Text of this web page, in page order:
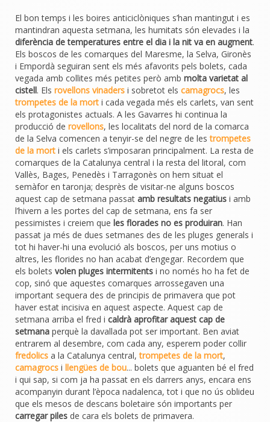
El bon temps i les boires anticiclòniques s’han mantingut i es
mantindran aquesta setmana, les humitats són elevades i la
diferència de temperatures entre el dia i la nit va en augment.
Els boscos de les comarques del Maresme, la Selva, Gironès
i Empordà seguiran sent els més afavorits pels bolets, cada
vegada amb collites més petites però amb molta varietat al
cistell. Els rovellons vinaders i sobretot els camagrocs, les
trompetes de la mort i cada vegada més els carlets, van sent
els protagonistes actuals. A les Gavarres hi continua la
producció de rovellons, les localitats del nord de la comarca
de la Selva comencen a tenyir-se del negre de lestrompetes
de la mort i els carlets s’imposaran principalment. La resta de
comarques de la Catalunya central i la resta del litoral, com
Vallès, Bages, Penedès i Tarragonès on hem situat el
semàfor en taronja; desprès de visitar-ne alguns boscos
aquest cap de setmana passat amb resultats negatius i amb
l’hivern a les portes del cap de setmana, ens fa ser
pessimistes i creiem que les florades no es produiran. Han
passat ja més de dues setmanes des de les pluges generals i
tot hi haver-hi una evolució als boscos, per uns motius o
altres, les florides no han acabat d’engegar. Recordem que
els bolets volen pluges intermitents i no només ho ha fet de
cop, sinó que aquestes comarques arrossegaven una
important sequera des de principis de primavera que pot
haver estat incisiva en aquest aspecte. Aquest cap de
setmana arriba el fred i caldrà aprofitar aquest cap de
setmana perquè la davallada pot ser important. Ben aviat
entrarem al desembre, com cada any, esperem poder collir
fredolics a la Catalunya central,trompetes de la mort,
camagrocs i llengües de bou... bolets que aguanten bé el fred
i qui sap, si com ja ha passat en els darrers anys, encara ens
acompanyin durant l’època nadalenca, tot i que no ús oblideu
que els mesos de descans boletaire són importants per
carregar piles de cara els bolets de primavera.